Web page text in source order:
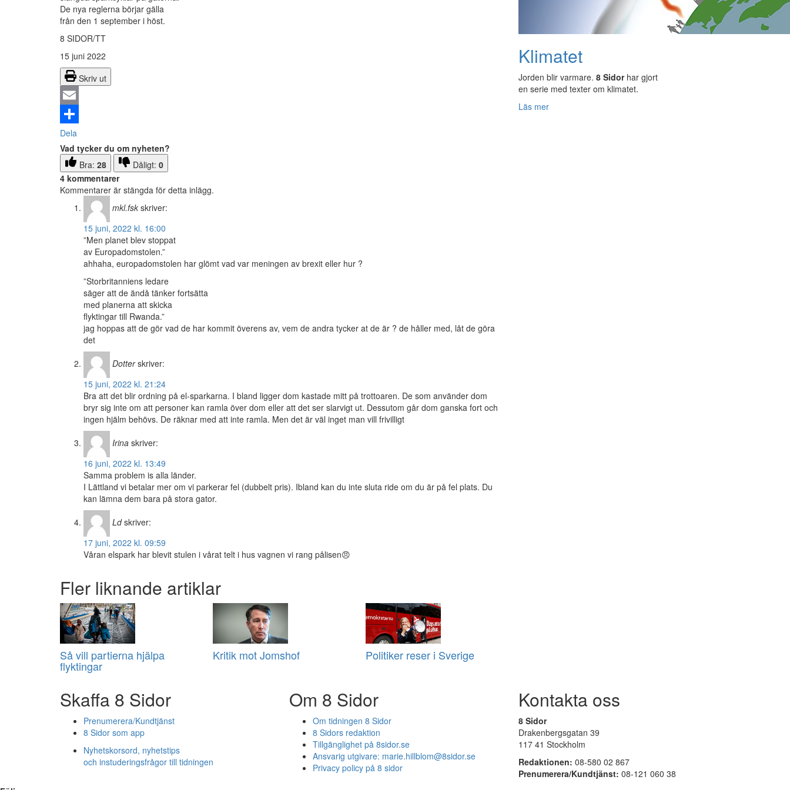
De nya reglerna börjar gälla
från den 1 september i höst.
8 SIDOR/TT
15 juni 2022
Skriv ut
Email
Dela
Vad tycker du om nyheten?
Bra: 28 Dåligt: 0
4 kommentarer
Kommentarer är stängda för detta inlägg.
mkl.fsk skriver:
15 juni, 2022 kl. 16:00
”Men planet blev stoppat
av Europadomstolen.”
ahhaha, europadomstolen har glömt vad var meningen av brexit eller hur ?
”Storbritanniens ledare
säger att de ändå tänker fortsätta
med planerna att skicka
flyktingar till Rwanda.”
jag hoppas att de gör vad de har kommit överens av, vem de andra tycker at de är ? de håller med, låt de göra
det
Dotter skriver:
15 juni, 2022 kl. 21:24
Bra att det blir ordning på el-sparkarna. I bland ligger dom kastade mitt på trottoaren. De som använder dom
bryr sig inte om att personer kan ramla över dom eller att det ser slarvigt ut. Dessutom går dom ganska fort och
ingen hjälm behövs. De räknar med att inte ramla. Men det är väl inget man vill frivilligt
Irina skriver:
16 juni, 2022 kl. 13:49
Samma problem is alla länder.
I Lättland vi betalar mer om vi parkerar fel (dubbelt pris). Ibland kan du inte sluta ride om du är på fel plats. Du
kan lämna dem bara på stora gator.
Ld skriver:
17 juni, 2022 kl. 09:59
Våran elspark har blevit stulen i vårat telt i hus vagnen vi rang pålisen😠
Fler liknande artiklar
Så vill partierna hjälpa
flyktingar
Kritik mot Jomshof Politiker reser i Sverige
Klimatet
Jorden blir varmare. 8 Sidorhar gjort
en serie med texter om klimatet.
Läs mer
Skaffa 8 Sidor
Prenumerera/Kundtjänst
8 Sidor som app
Nyhetskorsord, nyhetstips
och instuderingsfrågor till tidningen
Om 8 Sidor
Om tidningen 8 Sidor
8 Sidors redaktion
Tillgänglighet på 8sidor.se
Ansvarig utgivare: marie.hillblom@8sidor.se
Privacy policy på 8 sidor
Kontakta oss
8 Sidor
Drakenbergsgatan 39
117 41 Stockholm
Redaktionen: 08-580 02 867
Prenumerera/Kundtjänst: 08-121 060 38